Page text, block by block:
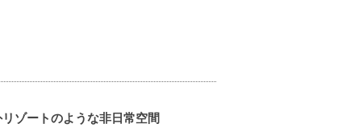
ゾートのような非日常空間